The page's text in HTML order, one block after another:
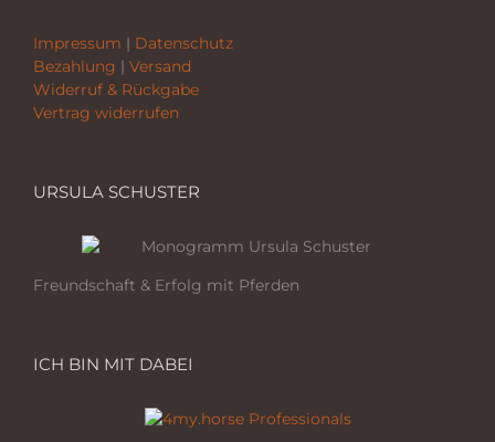
Impressum | Datenschutz
Bezahlung | Versand
Widerruf & Rückgabe
Vertrag widerrufen
URSULA SCHUSTER
Freundschaft & Erfolg mit Pferden
ICH BIN MIT DABEI